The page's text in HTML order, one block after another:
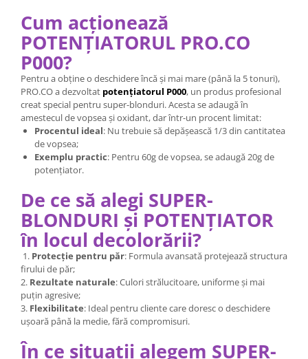
Cum acționează
POTENȚIATORUL PRO.CO
P000?
Pentru a obține o deschidere încă și mai mare (până la 5 tonuri),
PRO.CO a dezvoltat potențiatorul P000, un produs profesional
creat special pentru super-blonduri. Acesta se adaugă în
amestecul de vopsea și oxidant, dar într-un procent limitat:
Procentul ideal: Nu trebuie să depășească 1/3 din cantitatea
de vopsea;
Exemplu practic: Pentru 60g de vopsea, se adaugă 20g de
potențiator.
De ce să alegi SUPER-
BLONDURI și POTENȚIATOR
în locul decolorării?
1. Protecție pentru păr: Formula avansată protejează structura
firului de păr;
2. Rezultate naturale: Culori strălucitoare, uniforme și mai
puțin agresive;
3. Flexibilitate: Ideal pentru cliente care doresc o deschidere
ușoară până la medie, fără compromisuri.
În ce situații alegem SUPER-